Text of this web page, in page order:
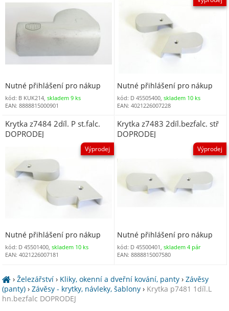
Nutné přihlášení pro nákup
kód: B KUK214, skladem 9 ks
EAN: 8888815000901
Nutné přihlášení pro nákup
kód: D 45505400,skladem 10 ks
EAN: 4021226007228
Krytka z7484 2díl. P st.falc.
DOPRODEJ
Výprodej
Nutné přihlášení pro nákup
kód: D 45501400, skladem 10 ks
EAN: 4021226007181
Krytka z7483 2díl.bezfalc. stř
DOPRODEJ
Výprodej
Nutné přihlášení pro nákup
kód: D 45500401,skladem 4 pár
EAN: 8888815007580
›Železářství › Kliky, okenní a dveřní kování, panty ›Závěsy
(panty) ›Závěsy - krytky, návleky, šablony › Krytka p7481 1díl.L
hn.bezfalc DOPRODEJ